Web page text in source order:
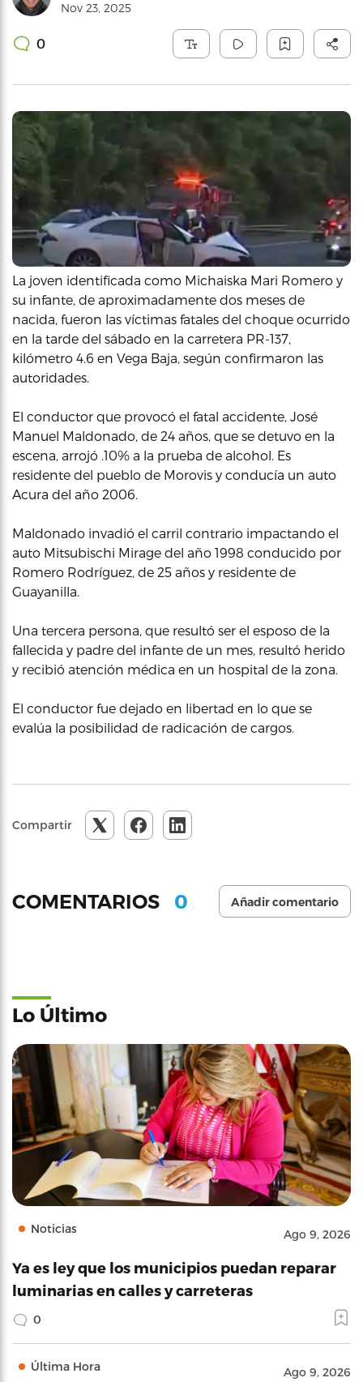
Nov 23, 2025
0
La joven identificada como Michaiska Mari Romero y
su infante, de aproximadamente dos meses de
nacida, fueron las víctimas fatales del choque ocurrido
en la tarde del sábado en la carretera PR-137,
kilómetro 4.6 en Vega Baja, según confirmaron las
autoridades.
El conductor que provocó el fatal accidente, José
Manuel Maldonado, de 24 años, que se detuvo en la
escena, arrojó .10% a la prueba de alcohol. Es
residente del pueblo de Morovis y conducía un auto
Acura del año 2006.
Maldonado invadió el carril contrario impactando el
auto Mitsubischi Mirage del año 1998 conducido por
Romero Rodríguez, de 25 años y residente de
Guayanilla.
Una tercera persona, que resultó ser el esposo de la
fallecida y padre del infante de un mes, resultó herido
y recibió atención médica en un hospital de la zona.
El conductor fue dejado en libertad en lo que se
evalúa la posibilidad de radicación de cargos.
Compartir
COMENTARIOS 0 Añadir comentario
Lo Último
Noticias Ago 9, 2026
Ya es ley que los municipios puedan reparar
luminarias en calles y carreteras
0
Última Hora Ago 9, 2026